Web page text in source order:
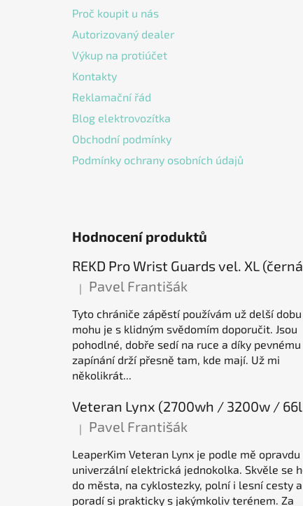
Proč koupit u nás
Autorizovaný dealer
Výkup na protiúčet
Kontakty
Reklamační řád
Blog elektrovozítka
Obchodní podmínky
Podmínky ochrany osobních údajů
Hodnocení produktů
Hodnocení produktu je 5 z 5 hvězdiček.
| Pavel Františák
Tyto chrániče zápěstí používám už delší dobu
mohu je s klidným svědomím doporučit. Jsou
pohodlné, dobře sedí na ruce a díky pevnému
zapínání drží přesně tam, kde mají. Už mi
několikrát...
Hodnocení produktu je 5 z 5 hvězdiček.
| Pavel Františák
LeaperKim Veteran Lynx je podle mě opravdu
univerzální elektrická jednokolka. Skvěle se
do města, na cyklostezky, polní i lesní cesty a
poradí si prakticky s jakýmkoliv terénem. Za